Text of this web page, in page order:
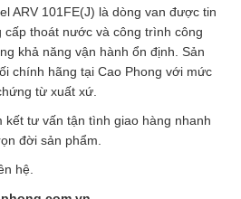
ARV 101FE(J) là dòng van được tin
thoát nước và công trình công
khả năng vận hành ổn định. Sản
chính hãng tại Cao Phong với mức
từ xuất xứ.
kết tư vấn tận tình giao hàng nhanh
đời sản phẩm.
hệ.